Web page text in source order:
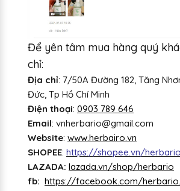
Để yên tâm mua hàng quý
chỉ:
Địa chỉ: 7/50A Đường 182, Tăng
Đức, Tp Hồ Chí Minh
Điện thoại: 0903 789 646
Email: vnherbario@gmail.com
Website: www.herbairo.vn
SHOPEE: https://shopee.vn/herbario
LAZADA: lazada.vn/shop/herbario
fb: https://facebook.com/